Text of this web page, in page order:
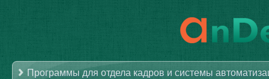
Программы для отдела кадров и системы